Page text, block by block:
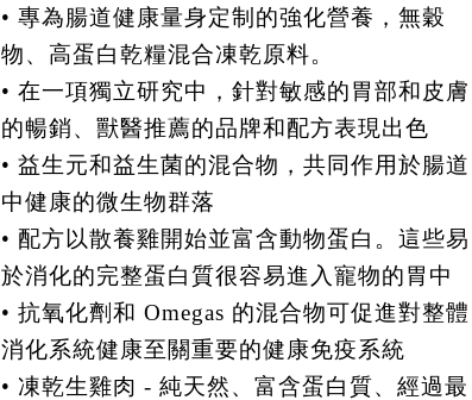
• 專為腸道健康量身定制的強化營養，無穀
物、高蛋白乾糧混合凍乾原料。
• 在一項獨立研究中，針對敏感的胃部和皮膚
的暢銷、獸醫推薦的品牌和配方表現出色
• 益生元和益生菌的混合物，共同作用於腸道
中健康的微生物群落
• 配方以散養雞開始並富含動物蛋白。這些易
於消化的完整蛋白質很容易進入寵物的胃中
• 抗氧化劑和 Omegas 的混合物可促進對整體
消化系統健康至關重要的健康免疫系統
• 凍乾生雞肉 - 純天然、富含蛋白質、經過最